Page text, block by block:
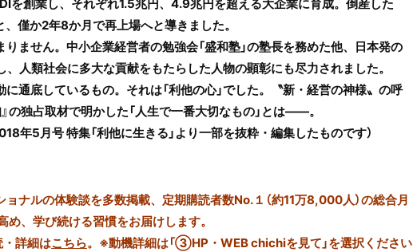
僅か2年8か月で再上場へと導きました。
ません。中小企業経営者の勉強会「盛和塾」の塾長を務めた他、日本発の
、人類社会に多大な貢献をもたらした人物の顕彰にも尽力されました。
通底しているもの。それは「利他の心」でした。〝新・経営の神様〟の呼
の独占取材で明かした「人生で一番大切なもの」とは――。
年5月号 特集「利他に生きる」より一部を抜粋・編集したものです）
ナルの体験談を多数掲載、定期購読者数No.１（約11万8,000人）の総合月
め、学び続ける習慣をお届けします。
・詳細はこちら。 ※動機詳細は「③HP・WEB chichiを見て」を選択ください